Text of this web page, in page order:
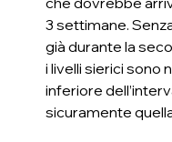
3 settimane.
già durante la
i livelli sierici sono
inferiore
sicuramente